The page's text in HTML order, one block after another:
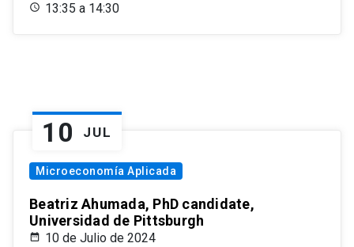
13:35 a 14:30
10 JUL
Microeconomía Aplicada
Beatriz Ahumada, PhD candidate,
Universidad de Pittsburgh
10 de Julio de 2024